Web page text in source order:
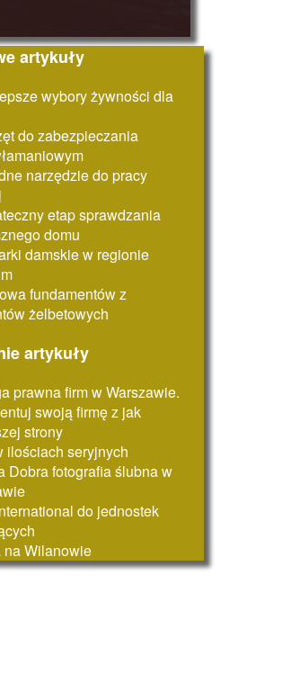
artykuły
wybory żywności dla
do zabezpieczania
narzędzie do pracy
etap sprawdzania
domu
damskie w regionie
fundamentów z
żelbetowych
artykuły
prawna firm w Warszawie.
swoją firmę z jak
strony
ilościach seryjnych
Dobra fotografia ślubna w
do jednostek
na Wilanowie